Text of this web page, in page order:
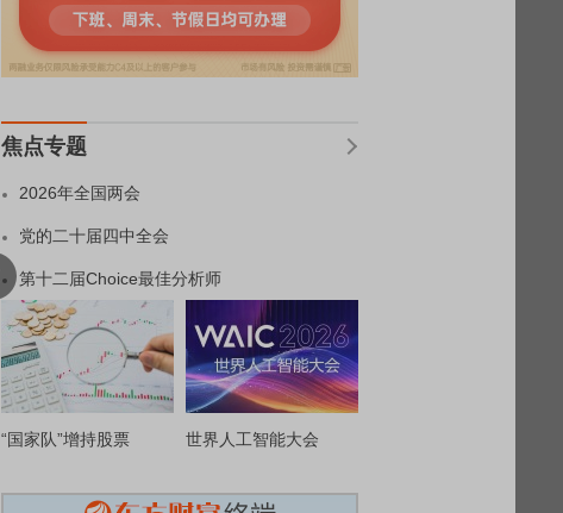
焦点专题
2026年全国两会
党的二十届四中全会
第十二届Choice最佳分析师
“国家队”增持股票 世界人工智能大会